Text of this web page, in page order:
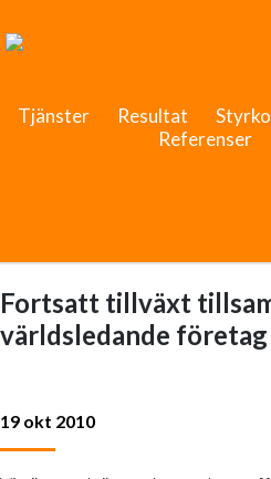
Resultat
Tjänster
Referenser
Fortsatt tillväxt
världsledande
19 okt 2010